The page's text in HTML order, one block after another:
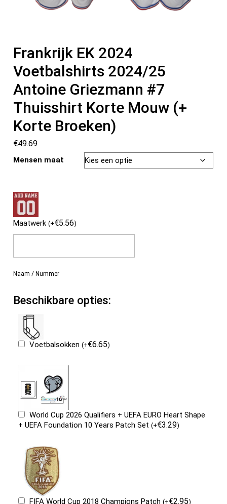
Frankrijk EK 2024
Voetbalshirts 2024/25
Antoine Griezmann #7
Thuisshirt Korte Mouw (+
Korte Broeken)
€49.69
Mensen maat
Maatwerk(+€5.56)
Naam / Nummer
Beschikbare opties:
Voetbalsokken(+€6.65)
World Cup 2026 Qualifiers + UEFA EURO Heart Shape
+ UEFA Foundation 10 Years Patch Set(+€3.29)
FIFA World Cup 2018 Champions Patch(+€2.95)